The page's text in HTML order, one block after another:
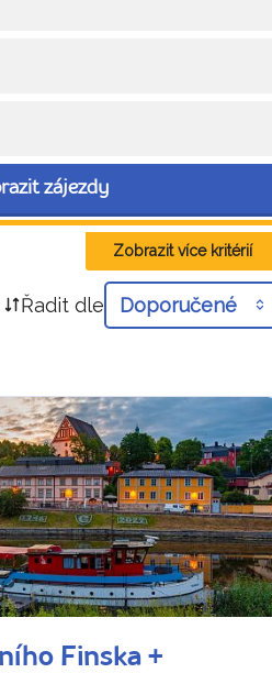
zájezdy
Zobrazit více kritérií
Řadit dle Doporučené
Finska +